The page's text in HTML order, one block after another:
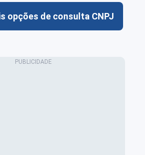
opções de consulta CNPJ